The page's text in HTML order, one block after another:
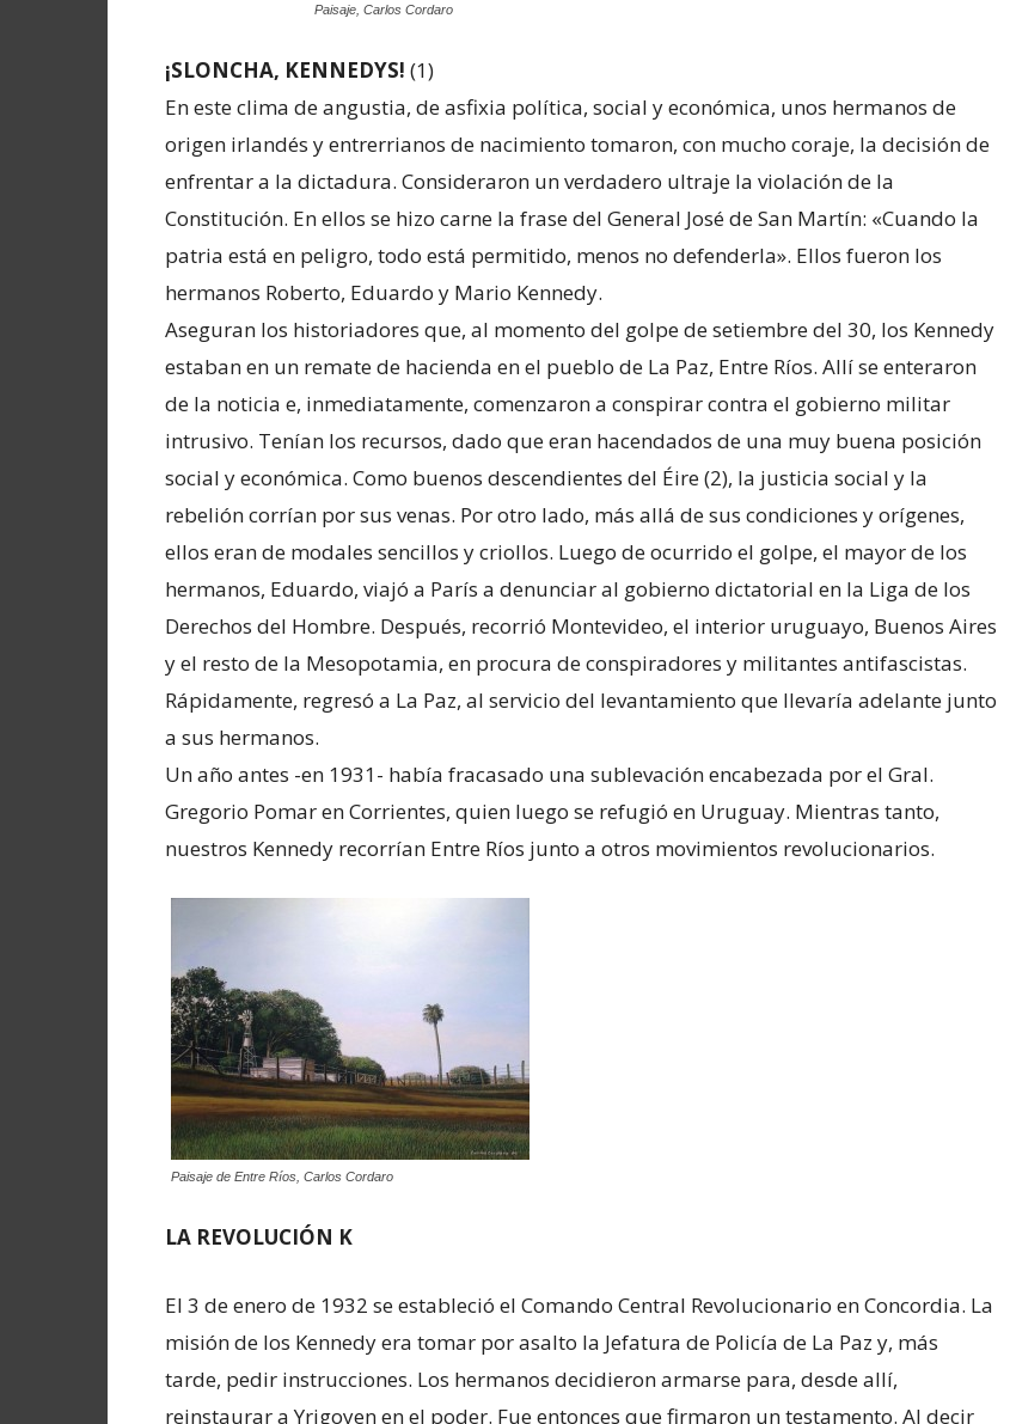
Paisaje, Carlos Cordaro
¡SLONCHA, KENNEDYS! (1)
En este clima de angustia, de asfixia política, social y económica, unos hermanos de
origen irlandés y entrerrianos de nacimiento tomaron, con mucho coraje, la decisión de
enfrentar a la dictadura. Consideraron un verdadero ultraje la violación de la
Constitución. En ellos se hizo carne la frase del General José de San Martín: «Cuando la
patria está en peligro, todo está permitido, menos no defenderla». Ellos fueron los
hermanos Roberto, Eduardo y Mario Kennedy.
Aseguran los historiadores que, al momento del golpe de setiembre del 30, los Kennedy
estaban en un remate de hacienda en el pueblo de La Paz, Entre Ríos. Allí se enteraron
de la noticia e, inmediatamente, comenzaron a conspirar contra el gobierno militar
intrusivo. Tenían los recursos, dado que eran hacendados de una muy buena posición
social y económica. Como buenos descendientes del Éire (2), la justicia social y la
rebelión corrían por sus venas. Por otro lado, más allá de sus condiciones y orígenes,
ellos eran de modales sencillos y criollos. Luego de ocurrido el golpe, el mayor de los
hermanos, Eduardo, viajó a París a denunciar al gobierno dictatorial en la Liga de los
Derechos del Hombre. Después, recorrió Montevideo, el interior uruguayo, Buenos Aires
y el resto de la Mesopotamia, en procura de conspiradores y militantes antifascistas.
Rápidamente, regresó a La Paz, al servicio del levantamiento que llevaría adelante junto
a sus hermanos.
Un año antes -en 1931- había fracasado una sublevación encabezada por el Gral.
Gregorio Pomar en Corrientes, quien luego se refugió en Uruguay. Mientras tanto,
nuestros Kennedy recorrían Entre Ríos junto a otros movimientos revolucionarios.
Paisaje de Entre Ríos, Carlos Cordaro
LA REVOLUCIÓN K
El 3 de enero de 1932 se estableció el Comando Central Revolucionario en Concordia. La
misión de los Kennedy era tomar por asalto la Jefatura de Policía de La Paz y, más
tarde, pedir instrucciones. Los hermanos decidieron armarse para, desde allí,
reinstaurar a Yrigoyen en el poder. Fue entonces que firmaron un testamento. Al decir